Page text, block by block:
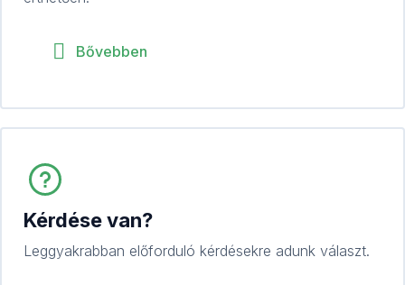
Bővebben
Kérdése van?
Leggyakrabban előforduló kérdésekre adunk választ.